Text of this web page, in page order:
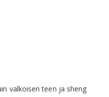
valkoisen teen ja sheng